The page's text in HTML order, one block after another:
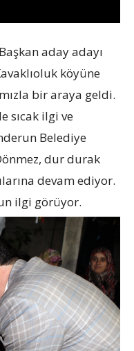
aday adayı
köyüne
bir araya geldi.
sıcak ilgi ve
Belediye
dur durak
devam ediyor.
ilgi görüyor.